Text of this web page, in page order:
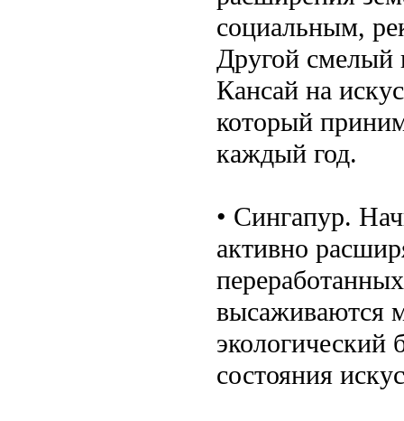
социальным,
Другой
Кансай на
который
каждый год.
• Сингапур.
активно
высаживаются
экологический
состояния